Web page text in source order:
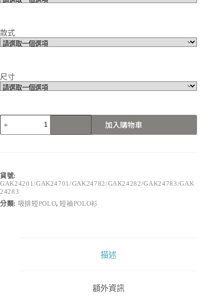
款式
尺寸
GAK24201/GAK24701/GAK24782/GAK24282/GAK24783/
數
加入購物車
貨號:
GAK24201/GAK24701/GAK24782/GAK24282/GAK24783/GAK
24283
分類: 吸排短POLO,短袖POLO衫
描述
額外資訊